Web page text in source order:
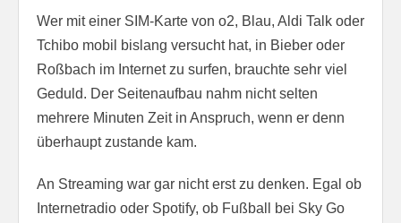
Wer mit einer SIM-Karte von o2, Blau, Aldi Talk oder
Tchibo mobil bislang versucht hat, in Bieber oder
Roßbach im Internet zu surfen, brauchte sehr viel
Geduld. Der Seitenaufbau nahm nicht selten
mehrere Minuten Zeit in Anspruch, wenn er denn
überhaupt zustande kam.
An Streaming war gar nicht erst zu denken. Egal ob
Internetradio oder Spotify, ob Fußball bei Sky Go